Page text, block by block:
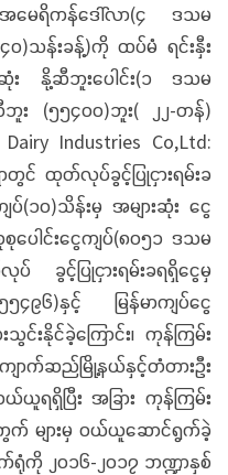
ရိကန်ဒေါ်လာ(၄ ဒသမ
၄၀)သန်းခန့်)ကို ထပ်မံ ရင်းနှီး
း နို့ဆီဘူးပေါင်း(၁ ဒသမ
း (၅၅၄၀၀)ဘူး( ၂၂-တန်)
Industries Co,Ltd:
တွင် ထုတ်လုပ်ခွင့်ပြုငှားရမ်းခ
၁၀)သိန်းမှ အများဆုံး ငွေ
ပေါင်းငွေကျပ်(၈၀၅၁ ဒသမ
ခွင့်ပြုငှားရမ်းခရရှိငွေမှ
၄၉၆)နှင့် မြန်မာကျပ်ငွေ
းနိုင်ခဲ့ကြောင်း၊ ကုန်ကြမ်း
ဆည်မြို့နယ်နှင့်တံတားဦး
ယ်ယူရရှိပြီး အခြား ကုန်ကြမ်း
ကွက် များမှ ဝယ်ယူဆောင်ရွက်ခဲ့
က်ရုံကို ၂၀၁၆-၂၀၁၇ ဘဏ္ဍာနှစ်